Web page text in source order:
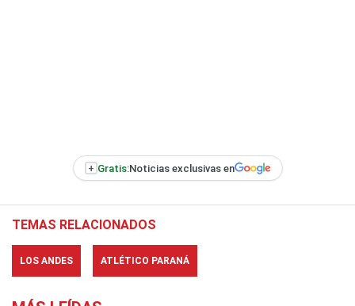
+ Gratis:Noticias exclusivas en
TEMAS RELACIONADOS
LOS ANDES ATLÉTICO PARANÁ